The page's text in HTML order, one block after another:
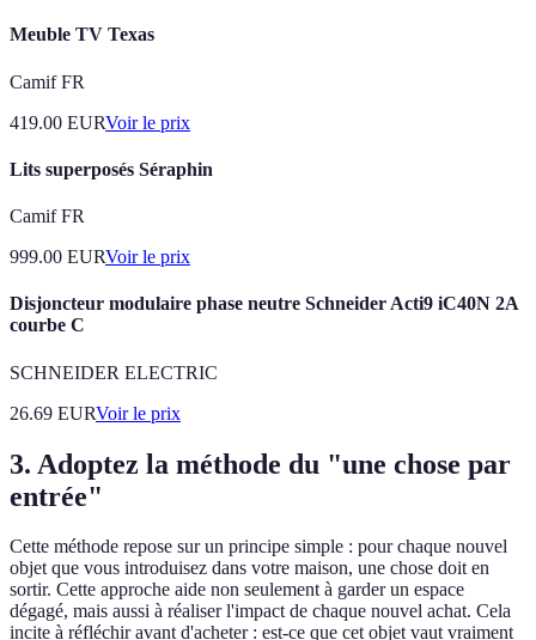
Meuble TV Texas
Camif FR
419.00 EURVoir le prix
Lits superposés Séraphin
Camif FR
999.00 EURVoir le prix
Disjoncteur modulaire phase neutre Schneider Acti9 iC40N 2A
courbe C
SCHNEIDER ELECTRIC
26.69 EURVoir le prix
3. Adoptez la méthode du "une chose par
entrée"
Cette méthode repose sur un principe simple : pour chaque nouvel
objet que vous introduisez dans votre maison, une chose doit en
sortir. Cette approche aide non seulement à garder un espace
dégagé, mais aussi à réaliser l'impact de chaque nouvel achat. Cela
incite à réfléchir avant d'acheter : est-ce que cet objet vaut vraiment